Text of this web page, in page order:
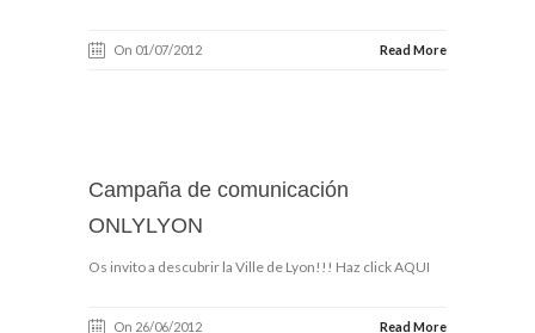
On 01/07/2012 Read More
Campaña de comunicación
ONLYLYON
Os invito a descubrir la Ville de Lyon!!! Haz click AQUI
On 26/06/2012 Read More